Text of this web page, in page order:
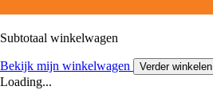
Subtotaal winkelwagen
Bekijk mijn winkelwagen Verder winkelen
Loading...